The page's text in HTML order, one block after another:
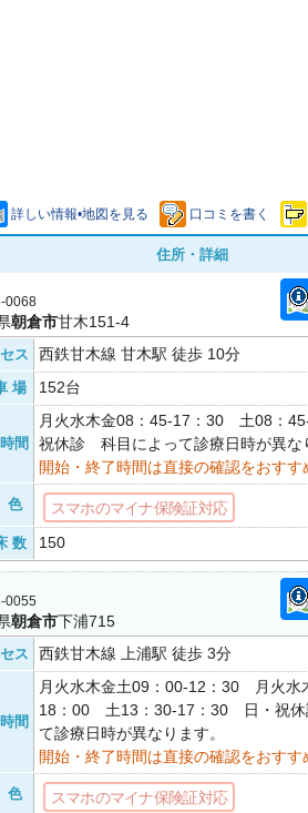
詳しい情報•地図を見る 口コミを書く
住所・詳細
0068
朝倉市甘木151-4
ス 西鉄甘木線 甘木駅 徒歩 10分
場 152台
間
月火水木金08：45-17：30 土08：
祝休診 科目によって診療日時が異な
開始・終了時間は直接の確認をおすす
色 スマホのマイナ保険証対応
数 150
0055
朝倉市下浦715
ス 西鉄甘木線 上浦駅 徒歩 3分
間
月火水木金土09：00-12：30 月火水
18：00 土13：30-17：30 日・祝
て診療日時が異なります。
開始・終了時間は直接の確認をおすす
色 スマホのマイナ保険証対応